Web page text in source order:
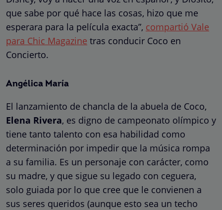
que sabe por qué hace las cosas, hizo que me
esperara para la película exacta”, compartió Vale
para Chic Magazine tras conducir Coco en
Concierto.
Angélica María
El lanzamiento de chancla de la abuela de Coco,
Elena Rivera, es digno de campeonato olímpico y
tiene tanto talento con esa habilidad como
determinación por impedir que la música rompa
a su familia. Es un personaje con carácter, como
su madre, y que sigue su legado con ceguera,
solo guiada por lo que cree que le convienen a
sus seres queridos (aunque esto sea un techo